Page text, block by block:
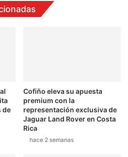
de
Cofiño eleva su apuesta
premium con la
representación exclusiva de
Jaguar Land Rover en Costa
Rica
hace 2 semanas